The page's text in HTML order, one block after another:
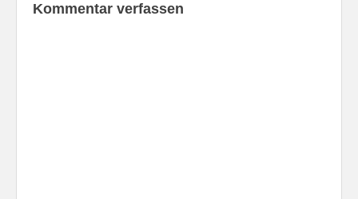
Mozart hat zwar kein
Kommentar verfassen